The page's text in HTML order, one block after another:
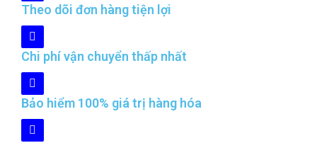
Theo dõi đơn hàng tiện lợi
Chi phí vận chuyển thấp nhất
Bảo hiểm 100% giá trị hàng hóa